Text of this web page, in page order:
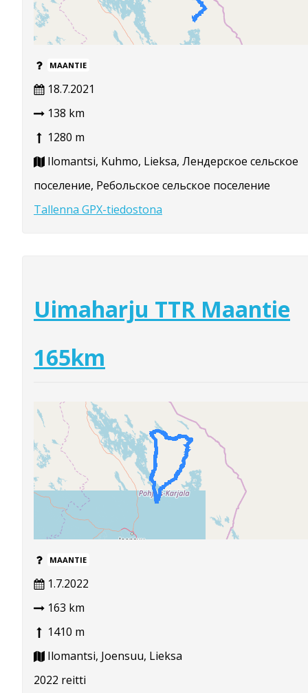
MAANTIE
18.7.2021
138 km
1280 m
Ilomantsi, Kuhmo, Lieksa, Лендерское сельское
поселение, Ребольское сельское поселение
Tallenna GPX-tiedostona
Uimaharju TTR Maantie
165km
MAANTIE
1.7.2022
163 km
1410 m
Ilomantsi, Joensuu, Lieksa
2022 reitti